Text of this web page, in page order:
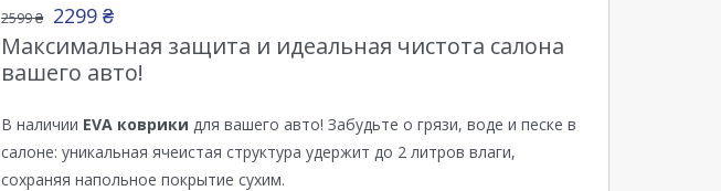
2599₴ 2299 ₴
Максимальная защита и идеальная чистота салона
вашего авто!
В наличии EVA коврики для вашего авто! Забудьте о грязи, воде и песке в
салоне: уникальная ячеистая структура удержит до 2 литров влаги,
сохраняя напольное покрытие сухим.